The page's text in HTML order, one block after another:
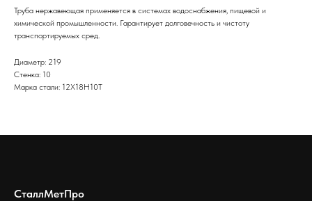
Труба нержавеющая применяется в системах водоснабжения, пищевой и
химической промышленности. Гарантирует долговечность и чистоту
транспортируемых сред.
Диаметр: 219
Стенка: 10
Марка стали: 12Х18Н10Т
СталлМетПро